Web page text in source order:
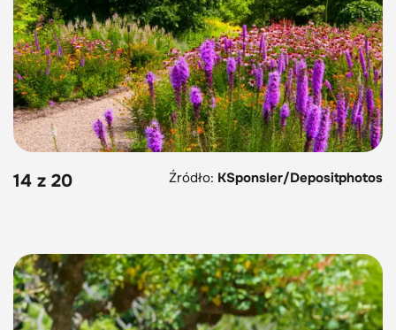
14 z 20 Źródło: KSponsler/Depositphotos